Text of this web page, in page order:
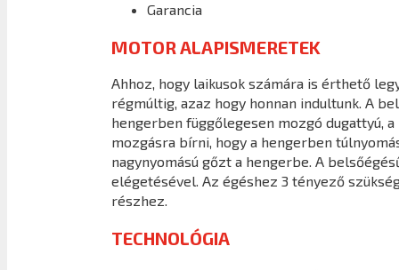
Garancia
MOTOR ALAPISMERETEK
Ahhoz, hogy laikusok számára is érthető
régmúltig, azaz hogy honnan indultunk. A
hengerben függőlegesen mozgó dugattyú,
mozgásra bírni, hogy a hengerben
nagynyomású gőzt a hengerbe. A
elégetésével. Az égéshez 3 tényező
részhez.
TECHNOLÓGIA